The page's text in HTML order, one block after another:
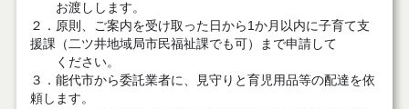
お渡しします。
２．原則、ご案内を受け取った日から1か月以内に子育て支
援課（二ツ井地域局市民福祉課でも可）まで申請して
ください。
３．能代市から委託業者に、見守りと育児用品等の配達を依
頼します。